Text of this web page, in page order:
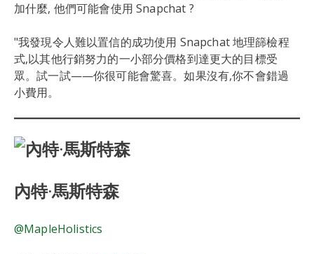
加什麼, 他們可能會使用 Snapchat ?
"我發現令人難以置信的成功使用 Snapchat 地理篩檢程
式,以其他行銷努力的一小部分價格到達更大的目標受
眾。試一試——你很可能會驚喜。如果沒有,你不會錯過
小費用。
內特·馬斯特森
@MapleHolistics